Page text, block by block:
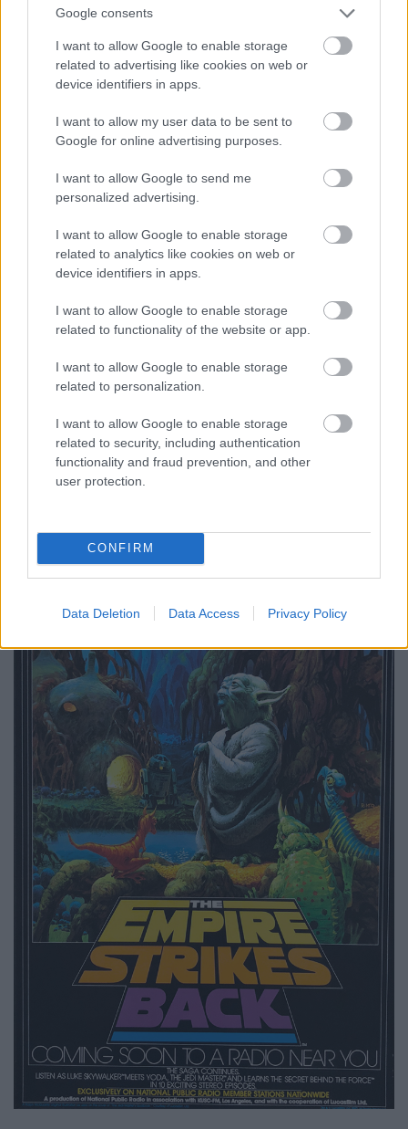
Google consents
I want to allow Google to enable storage
related to advertising like cookies on web or
device identifiers in apps.
I want to allow my user data to be sent to
Google for online advertising purposes.
I want to allow Google to send me
personalized advertising.
I want to allow Google to enable storage
related to analytics like cookies on web or
device identifiers in apps.
I want to allow Google to enable storage
related to functionality of the website or app.
I want to allow Google to enable storage
related to personalization.
I want to allow Google to enable storage
related to security, including authentication
functionality and fraud prevention, and other
user protection.
CONFIRM
Data Deletion Data Access Privacy Policy
TARKIN: Látja, Vader? Az a "másvalaki", akit
megfenyegetünk, a hercegnő szülőbolygójának
teljes lakossága lesz.
VADER: Az Alderaan a belső rendszerek egyik
élenjáró bolygója. Erről egyeztetni kellene az
Uralkodóval!
TARKIN: (ingerülten) Eszébe ne jusson
ül maga előtt! Az Uralkodó szabad kezet adott
nekem ebben az ügyben, így a döntés az enyém!
hamarabb az ön kezében lesz.
VADER: Igaz.
TARKIN: Örülök, hogy egyetért. A birodalom
hatalmas kiterjedésű. De még egy ilyen nagy erejű
fegyver, mint a Halálcsillag, sem képes mindenütt
egyszerre ott lenni. Jelentősége nagyrészt elrettentő
számára, hogy a legenyhébb provokációra készek
vagyunk használni is.
VADER: Ha terve a mi célunkat szolgálja, igazolni
fogja önmagát.
TARKIN: A birodalom stabilitása a tét. Egyetlen
bolygó csekély ár mindezért.